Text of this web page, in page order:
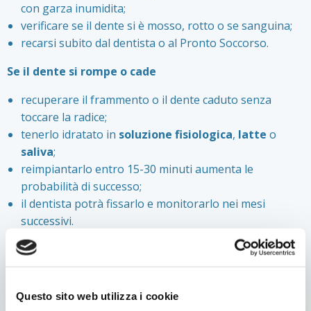
Questo sito web utilizza i cookie
con garza inumidita;
verificare se il dente si è mosso, rotto o se sanguina;
recarsi subito dal dentista o al Pronto Soccorso.
Se il dente si rompe o cade
recuperare il frammento o il dente caduto senza
toccare la radice;
tenerlo idratato in soluzione fisiologica, latte o
saliva;
reimpiantarlo entro 15-30 minuti aumenta le
probabilità di successo;
il dentista potrà fissarlo e monitorarlo nei mesi
successivi.
Il reimpianto è indicato solo per i denti permanenti, non
per quelli da latte.
Possibili conseguenze